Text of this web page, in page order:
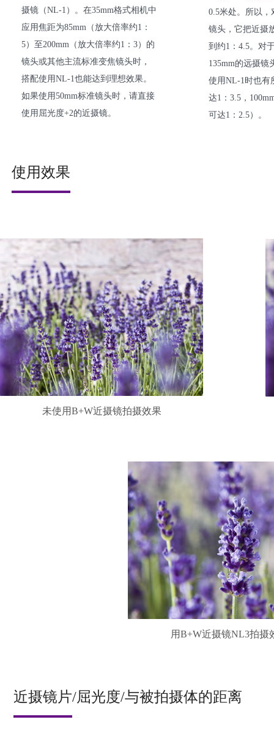
使用效果
未使用B+W近摄镜拍摄效果
近摄镜片/屈光度/与被拍摄体的距离
用B+W近摄镜NL3拍摄
摄镜（NL-1）。在35mm格式相机中
应用焦距为85mm（放大倍率约1：
5）至200mm（放大倍率约1：3）的
镜头或其他主流标准变焦镜头时，
搭配使用NL-1也能达到理想效果。
如果使用50mm标准镜头时，请直接
使用屈光度+2的近摄镜。
0.5米处。所以，
镜头，它把近摄
到约1：4.5。对
135mm的远摄镜
使用NL-1时也有
达1：3.5，
可达1：2.5）。